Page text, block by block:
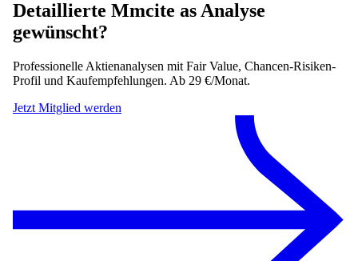
Detaillierte Mmcite as Analyse
gewünscht?
Professionelle Aktienanalysen mit Fair Value, Chancen-Risiken-
Profil und Kaufempfehlungen. Ab 29 €/Monat.
Jetzt Mitglied werden